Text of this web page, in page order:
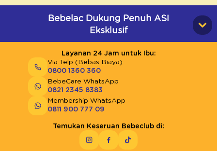
Bebelac Dukung Penuh ASI
Eksklusif
Layanan 24 Jam untuk Ibu:
Via Telp (Bebas Biaya)
0800 1360 360
BebeCare WhatsApp
0821 2345 8383
Membership WhatsApp
0811 900 777 09
Temukan Keseruan Bebeclub di: